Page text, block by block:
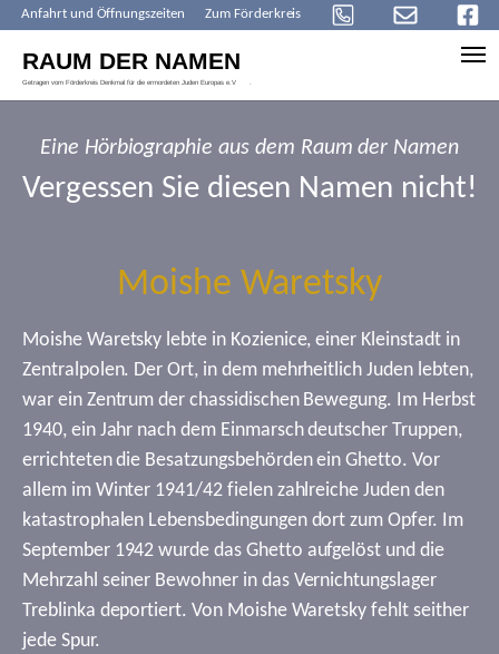
Anfahrt und Öffnungszeiten Zum Förderkreis
Eine Hörbiographie aus dem Raum der Namen
Vergessen Sie diesen Namen nicht!
Moishe Waretsky
Moishe Waretsky lebte in Kozienice, einer Kleinstadt in
Zentralpolen. Der Ort, in dem mehrheitlich Juden lebten,
war ein Zentrum der chassidischen Bewegung. Im Herbst
1940, ein Jahr nach dem Einmarsch deutscher Truppen,
errichteten die Besatzungsbehörden ein Ghetto. Vor
allem im Winter 1941/42 fielen zahlreiche Juden den
katastrophalen Lebensbedingungen dort zum Opfer. Im
September 1942 wurde das Ghetto aufgelöst und die
Mehrzahl seiner Bewohner in das Vernichtungslager
Treblinka deportiert. Von Moishe Waretsky fehlt seither
jede Spur.